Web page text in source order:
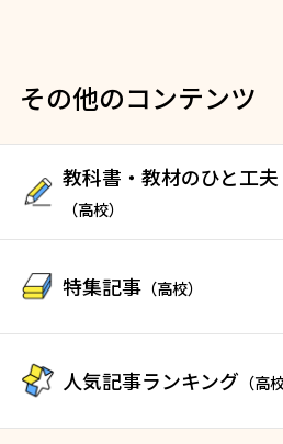
その他のコンテンツ
教科書・教材のひと工夫
（高校）
特集記事 （高校）
人気記事ランキング （高